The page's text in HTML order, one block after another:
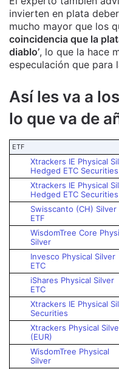
invierten en plata
mucho mayor que los
coincidencia que la
diablo’, lo que la hace
especulación que para
Así les va a
lo que va de
ETF
Xtrackers IE Physical
Hedged ETC Securities
Xtrackers IE Physical
Hedged ETC Securities
Swisscanto (CH) Silver
ETF
WisdomTree Core
Silver
Invesco Physical Silver
ETC
iShares Physical Silver
ETC
Xtrackers IE Physical
Securities
Xtrackers Physical
(EUR)
WisdomTree Physical
Silver